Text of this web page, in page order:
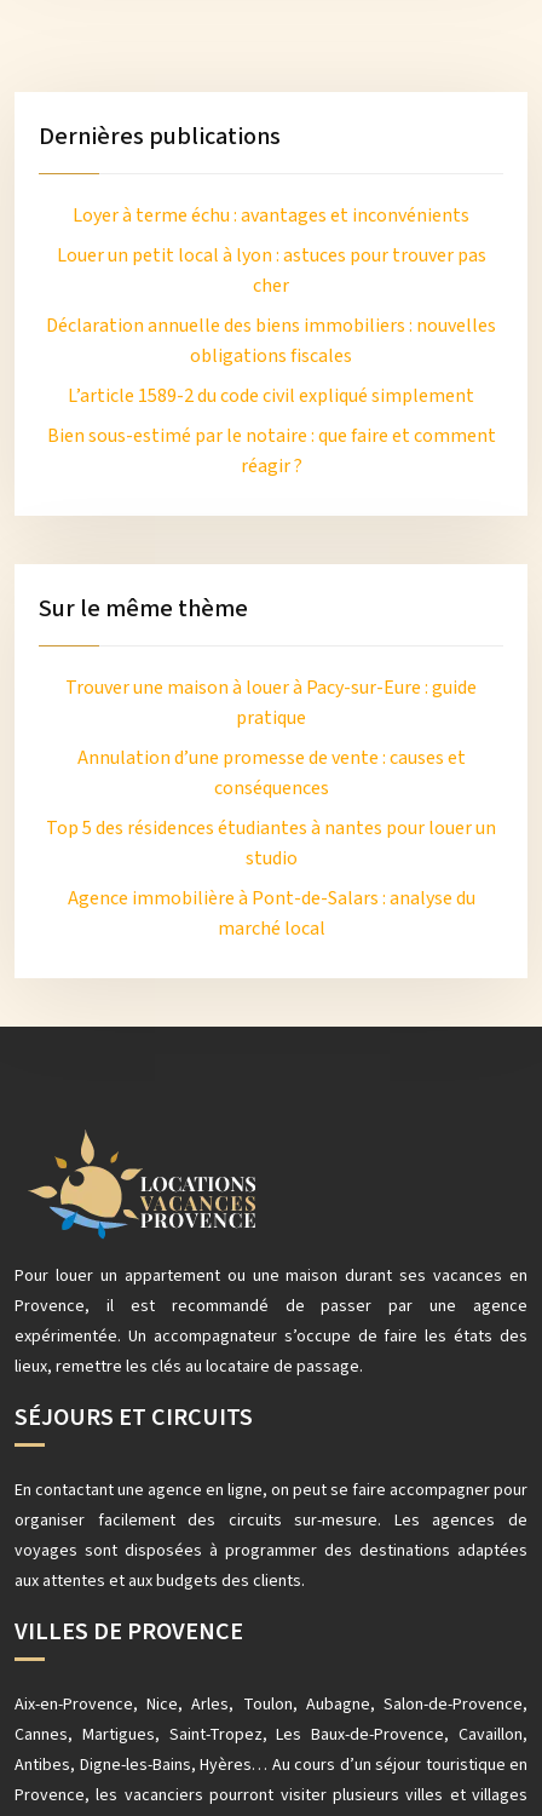
Dernières publications
Loyer à terme échu : avantages et inconvénients
Louer un petit local à lyon : astuces pour trouver pas
cher
Déclaration annuelle des biens immobiliers : nouvelles
obligations fiscales
L’article 1589-2 du code civil expliqué simplement
Bien sous-estimé par le notaire : que faire et comment
réagir ?
Sur le même thème
Trouver une maison à louer à Pacy-sur-Eure : guide
pratique
Annulation d’une promesse de vente : causes et
conséquences
Top 5 des résidences étudiantes à nantes pour louer un
studio
Agence immobilière à Pont-de-Salars : analyse du
marché local
Pour louer un appartement ou une maison durant ses vacances en
Provence, il est recommandé de passer par une agence
expérimentée. Un accompagnateur s’occupe de faire les états des
lieux, remettre les clés au locataire de passage.
SÉJOURS ET CIRCUITS
En contactant une agence en ligne, on peut se faire accompagner pour
organiser facilement des circuits sur-mesure. Les agences de
voyages sont disposées à programmer des destinations adaptées
aux attentes et aux budgets des clients.
VILLES DE PROVENCE
Aix-en-Provence, Nice, Arles, Toulon, Aubagne, Salon-de-Provence,
Cannes, Martigues, Saint-Tropez, Les Baux-de-Provence, Cavaillon,
Antibes, Digne-les-Bains, Hyères… Au cours d’un séjour touristique en
Provence, les vacanciers pourront visiter plusieurs villes et villages